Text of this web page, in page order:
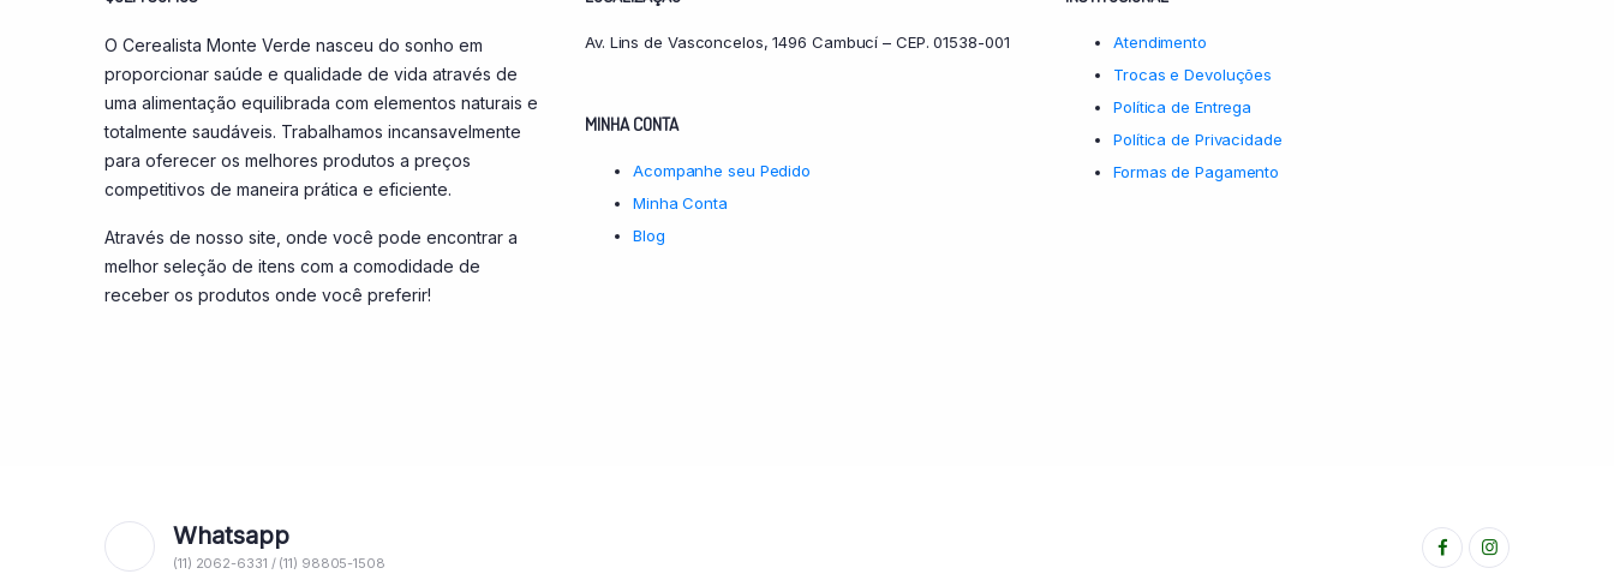
O Cerealista Monte Verde nasceu do sonho em
proporcionar saúde e qualidade de vida através de
uma alimentação equilibrada com elementos naturais e
totalmente saudáveis. Trabalhamos incansavelmente
para oferecer os melhores produtos a preços
competitivos de maneira prática e eficiente.
Através de nosso site, onde você pode encontrar a
melhor seleção de itens com a comodidade de
receber os produtos onde você preferir!
Av. Lins de Vasconcelos, 1496 Cambucí – CEP. 01538-001
MINHA CONTA
Acompanhe seu Pedido
Minha Conta
Blog
Atendimento
Trocas e Devoluções
Política de Entrega
Política de Privacidade
Formas de Pagamento
Whatsapp
(11) 2062-6331 / (11) 98805-1508